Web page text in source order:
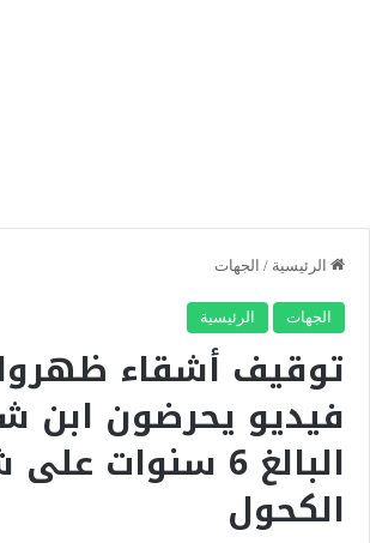
الرئيسية / الجهات
الجهات الرئيسية
توقيف أشقاء
فيديو يحرضون ابن
البالغ 6 سنوات
الكحول